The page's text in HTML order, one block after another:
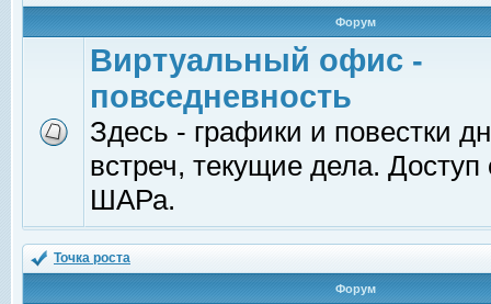
Форум
Виртуальный офис -
повседневность
Здесь - графики и повестки
встреч, текущие дела.
ШАРа.
Точка роста
Форум